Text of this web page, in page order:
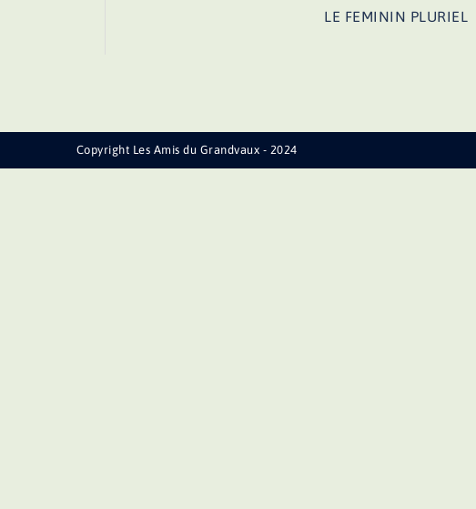
LE FEMININ PLURIEL
Copyright Les Amis du Grandvaux - 2024